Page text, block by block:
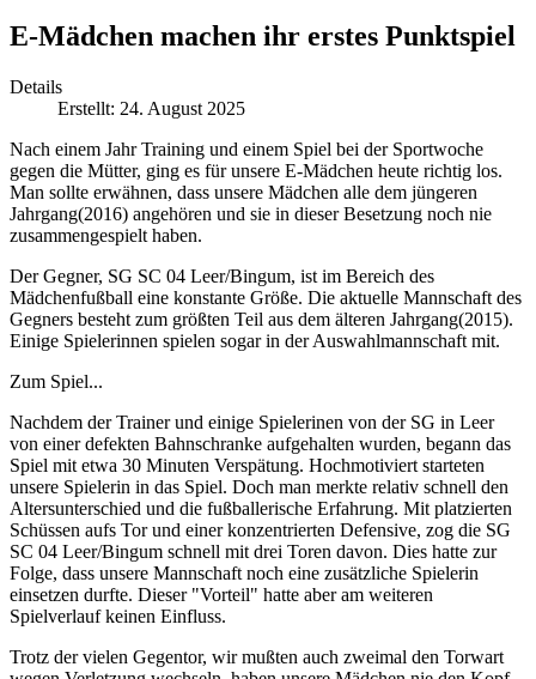
E-Mädchen machen ihr erstes Punktspiel
Details
Erstellt: 24. August 2025
Nach einem Jahr Training und einem Spiel bei der Sportwoche
gegen die Mütter, ging es für unsere E-Mädchen heute richtig los.
Man sollte erwähnen, dass unsere Mädchen alle dem jüngeren
Jahrgang(2016) angehören und sie in dieser Besetzung noch nie
zusammengespielt haben.
Der Gegner, SG SC 04 Leer/Bingum, ist im Bereich des
Mädchenfußball eine konstante Größe. Die aktuelle Mannschaft des
Gegners besteht zum größten Teil aus dem älteren Jahrgang(2015).
Einige Spielerinnen spielen sogar in der Auswahlmannschaft mit.
Zum Spiel...
Nachdem der Trainer und einige Spielerinen von der SG in Leer
von einer defekten Bahnschranke aufgehalten wurden, begann das
Spiel mit etwa 30 Minuten Verspätung. Hochmotiviert starteten
unsere Spielerin in das Spiel. Doch man merkte relativ schnell den
Altersunterschied und die fußballerische Erfahrung. Mit platzierten
Schüssen aufs Tor und einer konzentrierten Defensive, zog die SG
SC 04 Leer/Bingum schnell mit drei Toren davon. Dies hatte zur
Folge, dass unsere Mannschaft noch eine zusätzliche Spielerin
einsetzen durfte. Dieser "Vorteil" hatte aber am weiteren
Spielverlauf keinen Einfluss.
Trotz der vielen Gegentor, wir mußten auch zweimal den Torwart